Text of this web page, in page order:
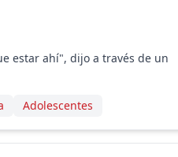
estar ahí", dijo a través de un
Adolescentes